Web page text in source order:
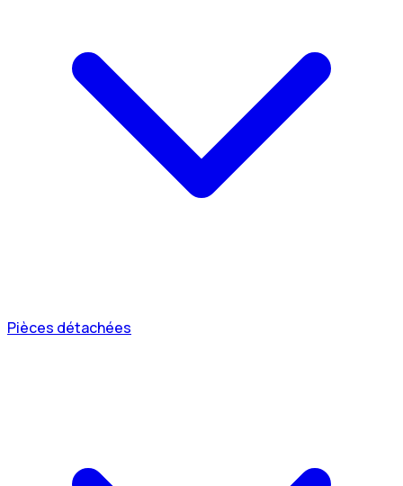
Pièces détachées